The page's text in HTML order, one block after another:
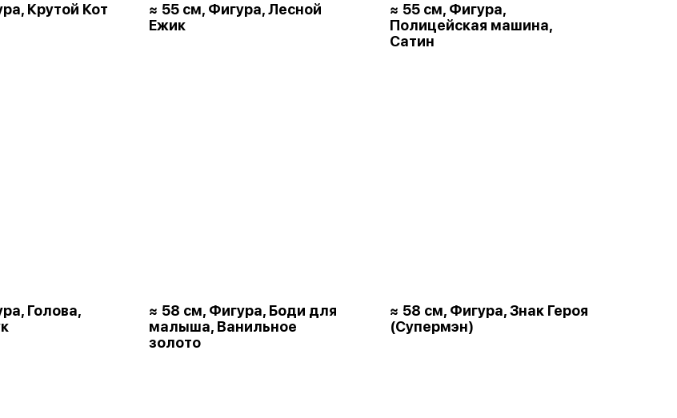
Крутой Кот
≈ 55 см, Фигура, Лесной
Ежик
≈ 55 см, Фигура,
Полицейская машина,
Сатин
Голова,
≈ 58 см, Фигура, Боди для
малыша, Ванильное
золото
≈ 58 см, Фигура, Знак Героя
(Супермэн)